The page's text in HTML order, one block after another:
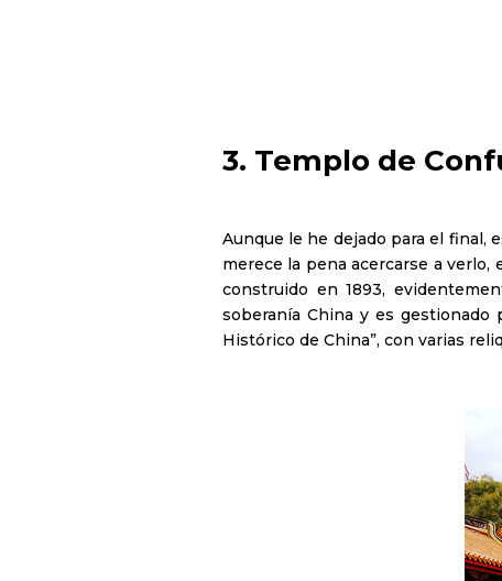
3. Templo de
Aunque le he dejado para el final,
merece la pena acercarse a
construido en 1893,
soberanía China y es gestionado
Histórico de China”, con varias